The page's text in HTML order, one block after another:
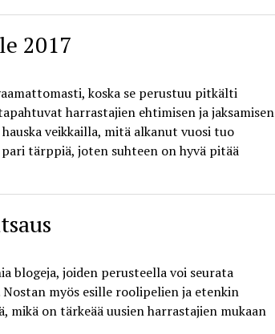
2017
koska se perustuu pitkälti
harrastajien ehtimisen ja jaksamisen
veikkailla, mitä alkanut vuosi tuo
tärppiä, joten suhteen on hyvä pitää
blogeja, joiden perusteella voi seurata
myös esille roolipelien ja etenkin
mikä on tärkeää uusien harrastajien mukaan